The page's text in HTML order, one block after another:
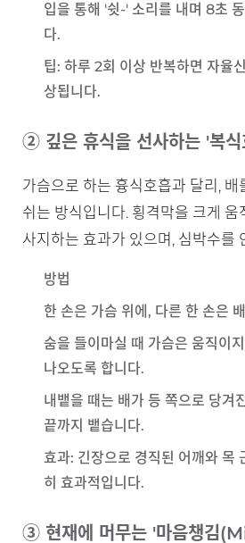
입을 통해 '쉿-' 소리를 내며 8초
다.
팁: 하루 2회 이상 반복하면 자율
상됩니다.
② 깊은 휴식을 선사하는 '복식
가슴으로 하는 흉식호흡과 달리, 배
쉬는 방식입니다. 횡격막을 크게 움
사지하는 효과가 있으며, 심박수를
방법
한 손은 가슴 위에, 다른 한 손은
숨을 들이마실 때 가슴은 움직이
나오도록 합니다.
내뱉을 때는 배가 등 쪽으로 당겨
끝까지 뱉습니다.
효과: 긴장으로 경직된 어깨와 목
히 효과적입니다.
③ 현재에 머무는 '마음챙김